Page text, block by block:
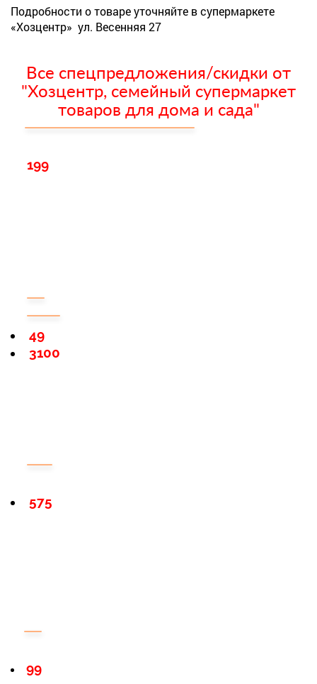
Подробности о товаре уточняйте в супермаркете
«Хозцентр» ул. Весенняя 27
Все спецпредложения/скидки от
"Хозцентр, семейный супермаркет
товаров для дома и сада"
199
3100
49
575
99